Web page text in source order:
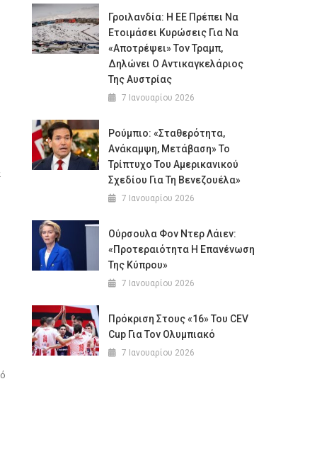
Γροιλανδία: Η ΕΕ Πρέπει Να
Ετοιμάσει Κυρώσεις Για Να
«αποτρέψει» Τον Τραμπ,
Δηλώνει Ο Αντικαγκελάριος
Της Αυστρίας
7 Ιανουαρίου 2026
Ρούμπιο: «Σταθερότητα,
Ανάκαμψη, Μετάβαση» Το
Τρίπτυχο Του Αμερικανικού
Σχεδίου Για Τη Βενεζουέλα»
7 Ιανουαρίου 2026
Ούρσουλα Φον Ντερ Λάιεν:
«Προτεραιότητα Η Επανένωση
Της Κύπρου»
7 Ιανουαρίου 2026
Πρόκριση Στους «16» Του CEV
Cup Για Τον Ολυμπιακό
7 Ιανουαρίου 2026